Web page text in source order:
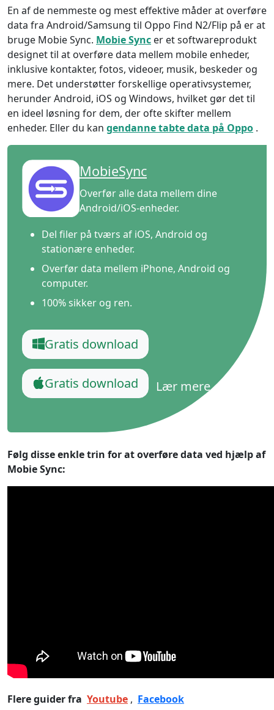
En af de nemmeste og mest effektive måder at overføre
data fra Android/Samsung til Oppo Find N2/Flip på er at
bruge Mobie Sync. Mobie Sync er et softwareprodukt
designet til at overføre data mellem mobile enheder,
inklusive kontakter, fotos, videoer, musik, beskeder og
mere. Det understøtter forskellige operativsystemer,
herunder Android, iOS og Windows, hvilket gør det til
en ideel løsning for dem, der ofte skifter mellem
enheder. Eller du kan gendanne tabte data på Oppo .
MobieSync
Overfør alle data mellem dine
Android/iOS-enheder.
Del filer på tværs af iOS, Android og
stationære enheder.
Overfør data mellem iPhone, Android og
computer.
100% sikker og ren.
Gratis download
Gratis download Lær mere
Følg disse enkle trin for at overføre data ved hjælp af
Mobie Sync:
Flere guider fra Youtube , Facebook